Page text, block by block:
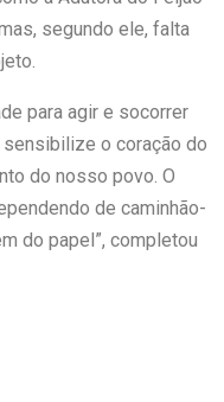
segundo ele, falta
para agir e socorrer
o coração do
do nosso povo. O
de caminhão-
do papel”, completou